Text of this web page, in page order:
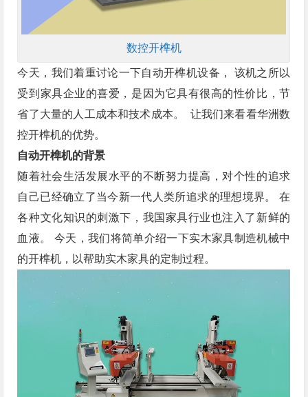
数控开榫机
今天，我们着重讨论一下自动开榫机设备， 该机之所以
受到家具企业的喜爱，是因为它具有很高的性价比，节
省了大量的人工成本和技术成本。 让我们来看看华洲数
控开榫机的优势。
自动开榫机的背景
随着社会生活发展水平的不断努力提高，对个性的追求
自己已经确立了当今新一代人类所追求的理想境界。 在
各种文化知识的刺激下，我国家具行业也注入了新鲜的
血液。 今天，我们将简单介绍一下实木家具制造机械中
的开榫机，以帮助实木家具的定制过程。